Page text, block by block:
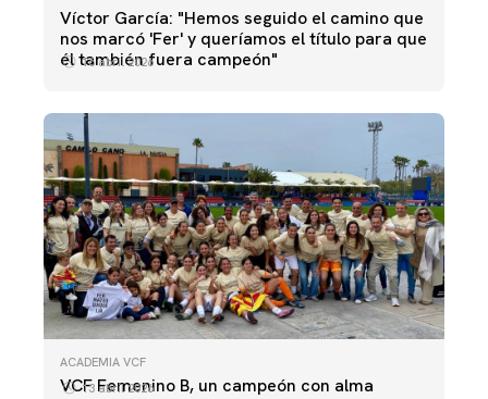
Víctor García: "Hemos seguido el camino que
nos marcó 'Fer' y queríamos el título para que
él también fuera campeón"
16 abril 2026
ACADEMIA VCF
VCF Femenino B, un campeón con alma
13 abril 2026